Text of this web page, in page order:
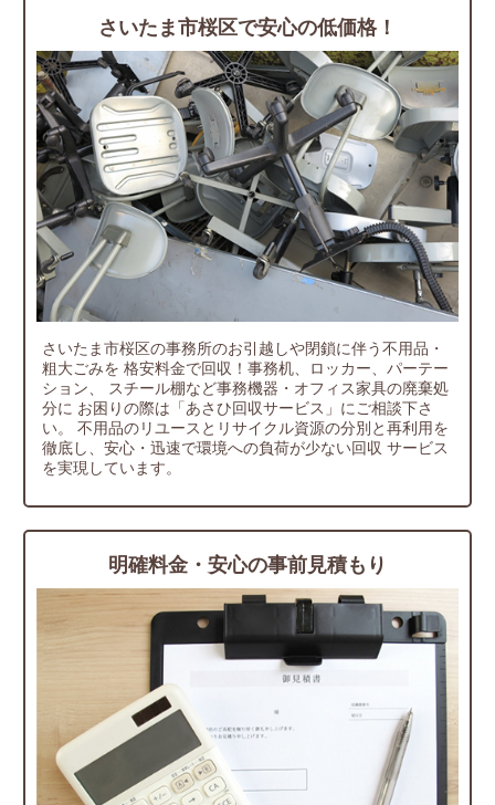
さいたま市桜区で安心の低価格！
さいたま市桜区の事務所のお引越しや閉鎖に伴う不用品・
粗大ごみを 格安料金で回収！事務机、ロッカー、パーテー
ション、
スチール棚など事務機器・オフィス家具の廃棄処
分に お困りの際は「あさひ回収サービス」にご相談下さ
い。
不用品のリユースとリサイクル資源の分別と再利用を
徹底し、安心・迅速で環境への負荷が少ない回収 サービス
を実現しています。
明確料金・安心の事前見積もり